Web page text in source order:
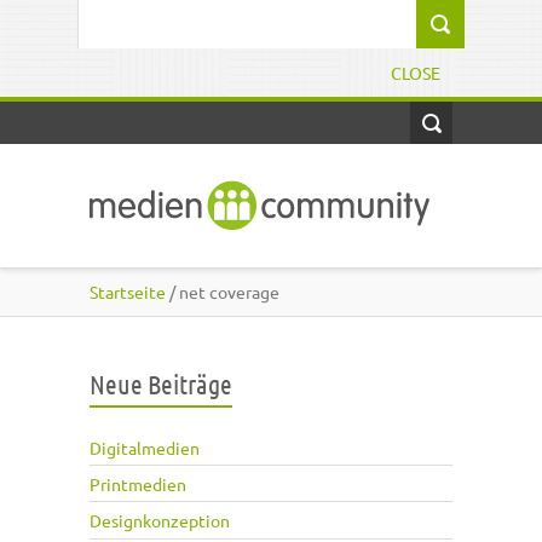
CLOSE
Startseite / net coverage
Neue Beiträge
Digitalmedien
Printmedien
Designkonzeption